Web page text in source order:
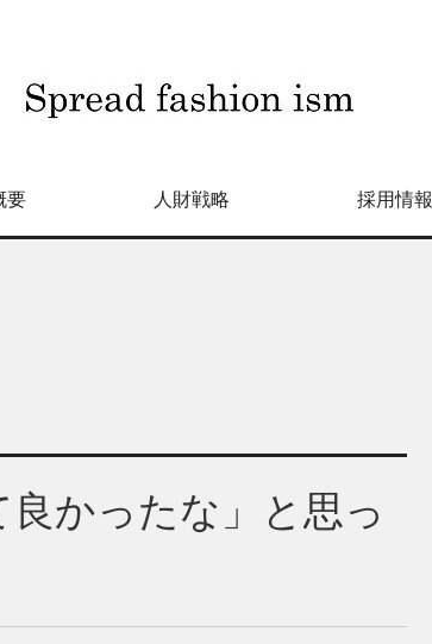
要 人財戦略 採用情報
かったな」と思っ